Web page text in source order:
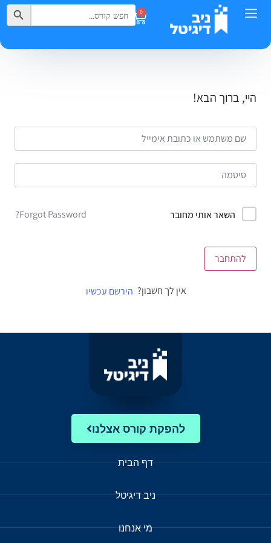
0
Search
for:
Search Button
היי, ברוך הבא!
השאר אותי מחובר Forgot Password?
להתחבר
אין לך חשבון? הירשם עכשיו
להפקת קורס אצלנו
דף הבית
ניב דיגיטל
מי אנחנו